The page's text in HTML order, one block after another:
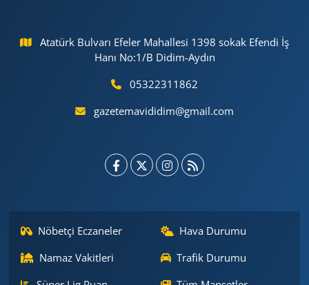
Atatürk Bulvarı Efeler Mahallesi 1398 sokak Efendi İş
Hanı No:1/B Didim-Aydın
05322311862
gazetemavididim@gmail.com
Nöbetçi Eczaneler
Hava Durumu
Namaz Vakitleri
Trafik Durumu